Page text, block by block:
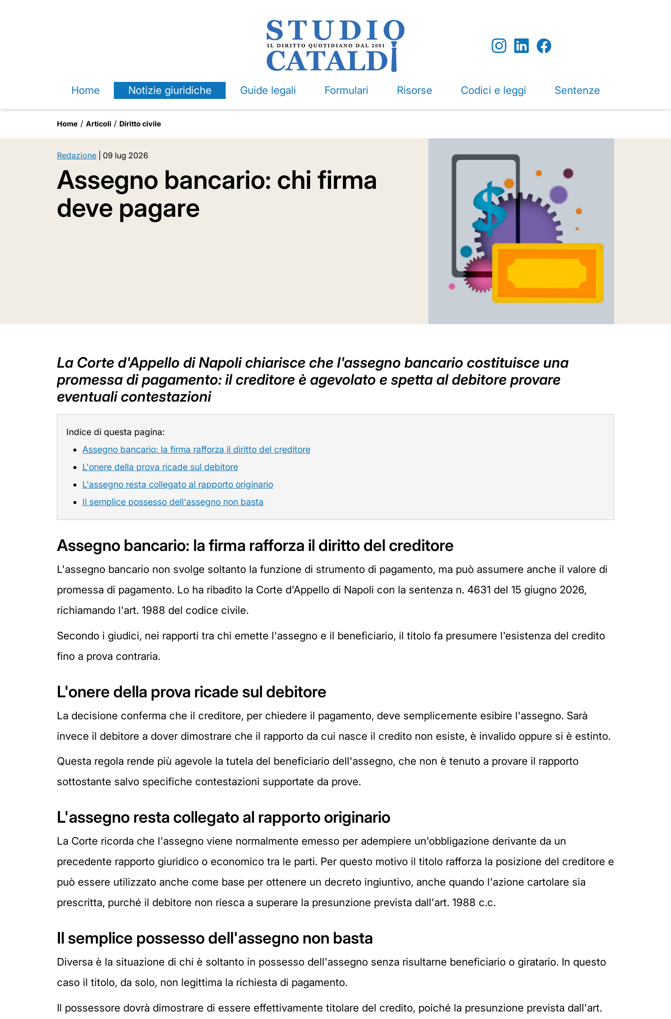
Home Notizie giuridiche Guide legali Formulari Risorse Codici e leggi Sentenze
Home Articoli Diritto civile
Redazione 09 lug 2026
Assegno bancario: chi firma
deve pagare
La Corte d'Appello di Napoli chiarisce che l'assegno bancario costituisce una
promessa di pagamento: il creditore è agevolato e spetta al debitore provare
eventuali contestazioni
Indice di questa pagina:
Assegno bancario: la firma rafforza il diritto del creditore
L'onere della prova ricade sul debitore
L'assegno resta collegato al rapporto originario
Il semplice possesso dell'assegno non basta
Assegno bancario: la firma rafforza il diritto del creditore
L'assegno bancario non svolge soltanto la funzione di strumento di pagamento, ma può assumere anche il valore di
promessa di pagamento. Lo ha ribadito la Corte d'Appello di Napoli con la sentenza n. 4631 del 15 giugno 2026,
richiamando l'art. 1988 del codice civile.
Secondo i giudici, nei rapporti tra chi emette l'assegno e il beneficiario, il titolo fa presumere l'esistenza del credito
fino a prova contraria.
L'onere della prova ricade sul debitore
La decisione conferma che il creditore, per chiedere il pagamento, deve semplicemente esibire l'assegno. Sarà
invece il debitore a dover dimostrare che il rapporto da cui nasce il credito non esiste, è invalido oppure si è estinto.
Questa regola rende più agevole la tutela del beneficiario dell'assegno, che non è tenuto a provare il rapporto
sottostante salvo specifiche contestazioni supportate da prove.
L'assegno resta collegato al rapporto originario
La Corte ricorda che l'assegno viene normalmente emesso per adempiere un'obbligazione derivante da un
precedente rapporto giuridico o economico tra le parti. Per questo motivo il titolo rafforza la posizione del creditore e
può essere utilizzato anche come base per ottenere un decreto ingiuntivo, anche quando l'azione cartolare sia
prescritta, purché il debitore non riesca a superare la presunzione prevista dall'art. 1988 c.c.
Il semplice possesso dell'assegno non basta
Diversa è la situazione di chi è soltanto in possesso dell'assegno senza risultarne beneficiario o giratario. In questo
caso il titolo, da solo, non legittima la richiesta di pagamento.
Il possessore dovrà dimostrare di essere effettivamente titolare del credito, poiché la presunzione prevista dall'art.